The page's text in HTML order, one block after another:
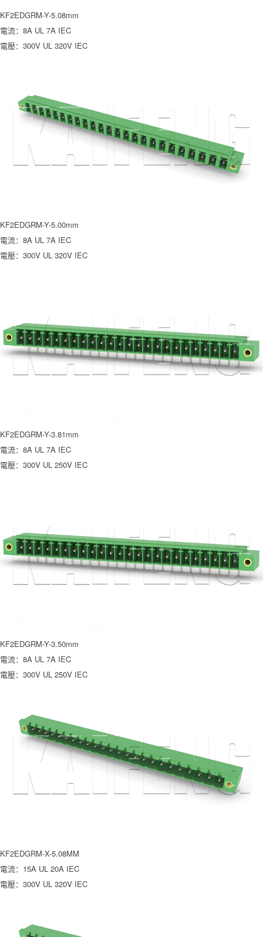
KF2EDGRM-Y-5.08mm
電流：8A UL 7A IEC
電壓：300V UL 320V IEC
KF2EDGRM-Y-5.00mm
電流：8A UL 7A IEC
電壓：300V UL 320V IEC
KF2EDGRM-Y-3.81mm
電流：8A UL 7A IEC
電壓：300V UL 250V IEC
KF2EDGRM-Y-3.50mm
電流：8A UL 7A IEC
電壓：300V UL 250V IEC
KF2EDGRM-X-5.08MM
電流：15A UL 20A IEC
電壓：300V UL 320V IEC